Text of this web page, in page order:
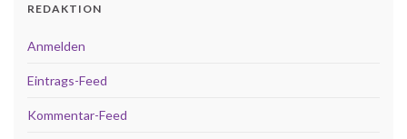
REDAKTION
Anmelden
Eintrags-Feed
Kommentar-Feed